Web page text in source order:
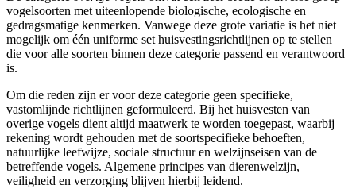
vogelsoorten met uiteenlopende biologische, ecologische en
gedragsmatige kenmerken. Vanwege deze grote variatie is het niet
mogelijk om één uniforme set huisvestingsrichtlijnen op te stellen
die voor alle soorten binnen deze categorie passend en verantwoord
is.
Om die reden zijn er voor deze categorie geen specifieke,
vastomlijnde richtlijnen geformuleerd. Bij het huisvesten van
overige vogels dient altijd maatwerk te worden toegepast, waarbij
rekening wordt gehouden met de soortspecifieke behoeften,
natuurlijke leefwijze, sociale structuur en welzijnseisen van de
betreffende vogels. Algemene principes van dierenwelzijn,
veiligheid en verzorging blijven hierbij leidend.